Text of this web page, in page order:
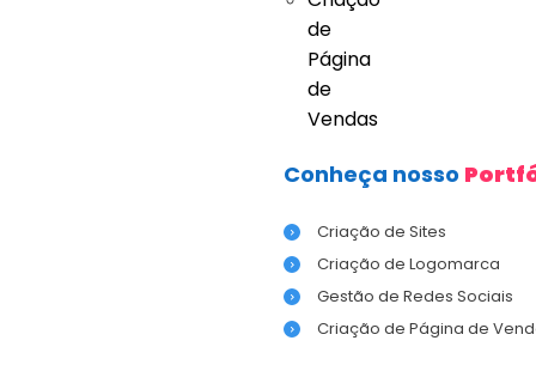
de
Página
de
Vendas
Conheça nosso
Criação de Sites
Criação de Logomarca
Gestão de Redes Sociais
Criação de Página de